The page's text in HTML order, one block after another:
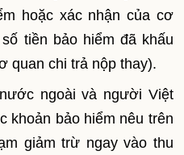
hoặc xác nhận của cơ
tiền bảo hiểm đã khấu
quan chi trả nộp thay).
ngoài và người Việt
khoản bảo hiểm nêu trên
giảm trừ ngay vào thu